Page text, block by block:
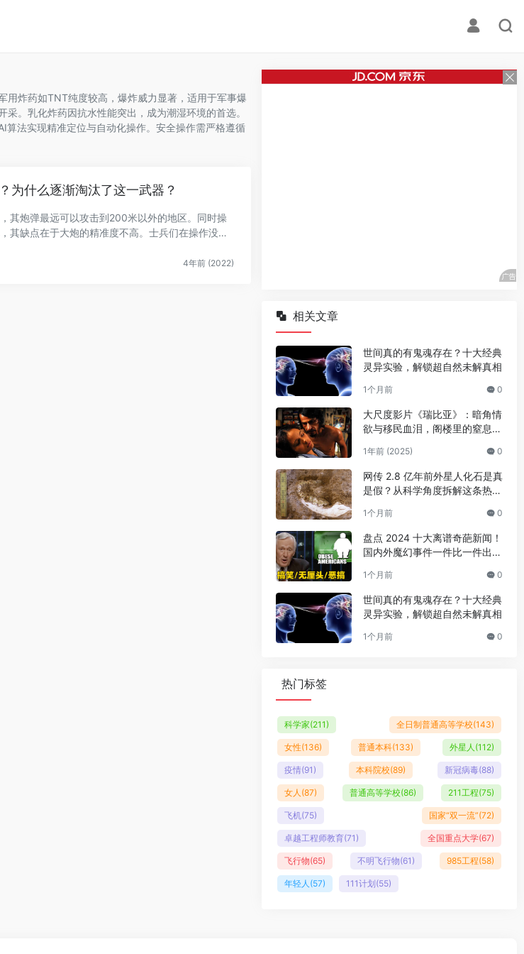
用炸药如TNT纯度较高，爆炸威力显著，适用于军事爆
。乳化炸药因抗水性能突出，成为潮湿环境的首选。
法实现精准定位与自动化操作。安全操作需严格遵循
为什么逐渐淘汰了这一武器？
其炮弹最远可以攻击到200米以外的地区。同时操
其缺点在于大炮的精准度不高。士兵们在操作没良
4年前 (2022)
相关文章
世间真的有鬼魂存在？十大经典
灵异实验，解锁超自然未解真相
1个月前 0
大尺度影片《瑞比亚》：暗角情
欲与移民血泪，阁楼里的窒息人
1年前 (2025) 0
网传 2.8 亿年前外星人化石是真
是假？从科学角度拆解这条热门
1个月前 0
盘点 2024 十大离谱奇葩新闻！
国内外魔幻事件一件比一件出人
1个月前 0
世间真的有鬼魂存在？十大经典
灵异实验，解锁超自然未解真相
1个月前 0
热门标签
科学家(211) 全日制普通高等学校(143)
女性(136) 普通本科(133) 外星人 (112)
疫情(91) 本科院校(89) 新冠病毒(88)
女人 (87) 普通高等学校(86) 211工程(75)
飞机(75) 国家“双一流”(72)
卓越工程师教育(71) 全国重点大学(67)
飞行物(65) 不明飞行物(61) 985工程(58)
年轻人 (57) 111计划(55)